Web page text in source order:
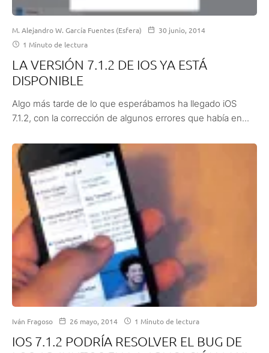
M. Alejandro W. García Fuentes (Esfera)
30 junio, 2014
1 Minuto de lectura
LA VERSIÓN 7.1.2 DE IOS YA ESTÁ
DISPONIBLE
Algo más tarde de lo que esperábamos ha llegado iOS
7.1.2, con la corrección de algunos errores que había en...
Iván Fragoso 26 mayo, 2014 1 Minuto de lectura
IOS 7.1.2 PODRÍA RESOLVER EL BUG DE